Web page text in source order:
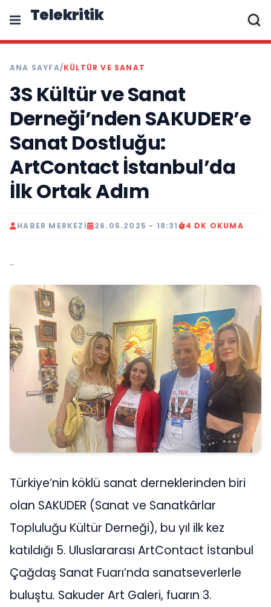
Telekritik
ANA SAYFA/KÜLTÜR VE SANAT
3S Kültür ve Sanat
Derneği’nden SAKUDER’e
Sanat Dostluğu:
ArtContact İstanbul’da
İlk Ortak Adım
HABER MERKEZI 26.05.2025 - 18:31 4 DK OKUMA
..
Türkiye’nin köklü sanat derneklerinden biri
olan SAKUDER (Sanat ve Sanatkârlar
Topluluğu Kültür Derneği), bu yıl ilk kez
katıldığı 5. Uluslararası ArtContact İstanbul
Çağdaş Sanat Fuarı’nda sanatseverlerle
buluştu. Sakuder Art Galeri, fuarın 3.